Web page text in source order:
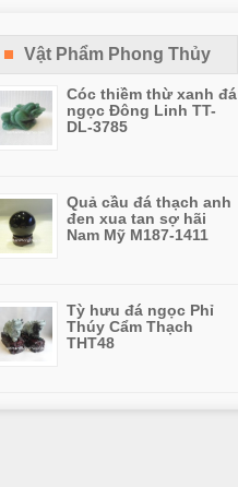
Vật Phẩm Phong Thủy
Cóc thiềm thừ xanh đá
ngọc Đông Linh TT-
DL-3785
Quả cầu đá thạch anh
đen xua tan sợ hãi
Nam Mỹ M187-1411
Tỳ hưu đá ngọc Phỉ
Thúy Cẩm Thạch
THT48